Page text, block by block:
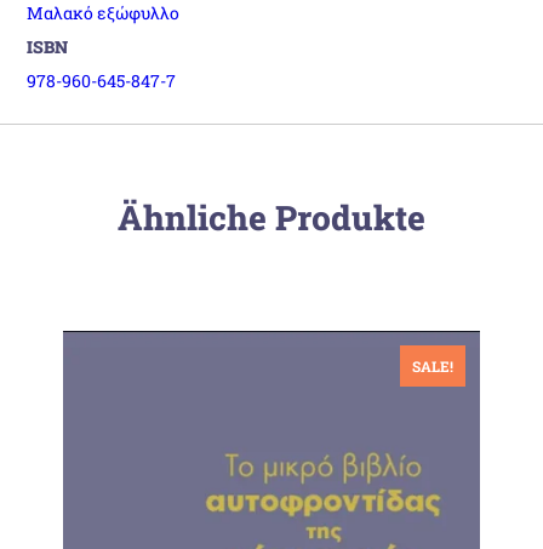
Μαλακό εξώφυλλο
ISBN
978-960-645-847-7
Ähnliche Produkte
SALE!